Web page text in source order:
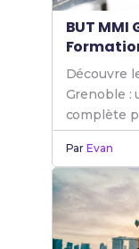
BUT MMI
Découvre
Grenoble :
complète
de
MMI.
ParEvan